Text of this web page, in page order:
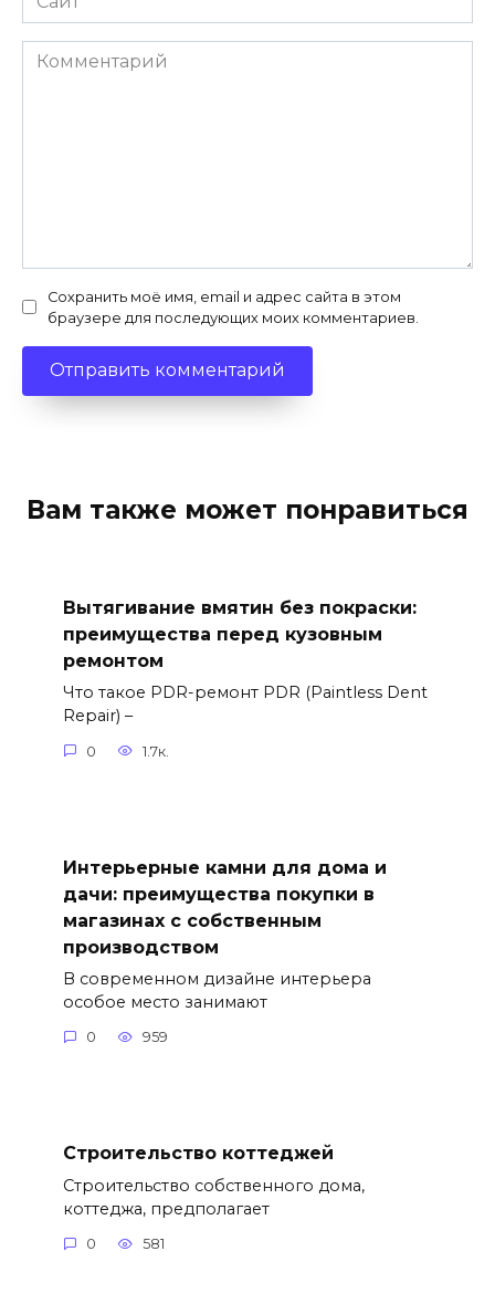
Комментарий
Сохранить моё имя, email и адрес сайта в этом
браузере для последующих моих комментариев.
Вам также может понравиться
Вытягивание вмятин без покраски:
преимущества перед кузовным
ремонтом
Что такое PDR-ремонт PDR (Paintless Dent
Repair) –
0 1.7к.
Интерьерные камни для дома и
дачи: преимущества покупки в
магазинах с собственным
производством
В современном дизайне интерьера
особое место занимают
0 959
Строительство коттеджей
Строительство собственного дома,
коттеджа, предполагает
0 581